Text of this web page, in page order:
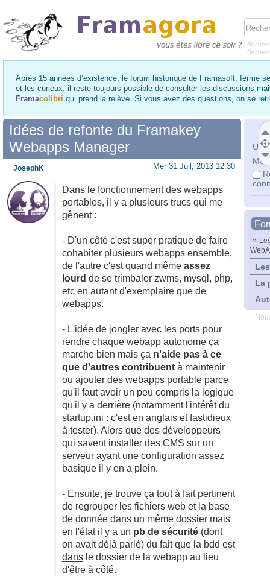
Après 15 années d’existence, le forum historique de Framasoft, ferme
et les curieux, il reste toujours possible de consulter les discussions
Framacolibri qui prend la relève. Si vous avez des questions, on se
Mot
»
La
Idées de refonte du Framakey
Webapps Manager
Mer 31 Juil, 2013 12:30
Dans le fonctionnement des webapps
portables, il y a plusieurs trucs qui me
gênent :
- D'un côté c'est super pratique de faire
cohabiter plusieurs webapps ensemble,
de l'autre c'est quand même assez
lourd de se trimbaler zwms, mysql, php,
etc en autant d'exemplaire que de
webapps.
- L'idée de jongler avec les ports pour
rendre chaque webapp autonome ça
marche bien mais ça n'aide pas à ce
que d'autres contribuentà maintenir
ou ajouter des webapps portable parce
qu'il faut avoir un peu compris la logique
qu'il y a derrière (notamment l'intérêt du
startup.ini : c'est en anglais et fastidieux
à tester). Alors que des développeurs
qui savent installer des CMS sur un
serveur ayant une configuration assez
basique il y en a plein.
- Ensuite, je trouve ça tout à fait pertinent
de regrouper les fichiers web et la base
de donnée dans un même dossier mais
en l'état il y a un pb de sécurité(dont
on avait déjà parlé) du fait que la bdd est
dansle dossier de la webapp au lieu
d'être à côté.
JosephK